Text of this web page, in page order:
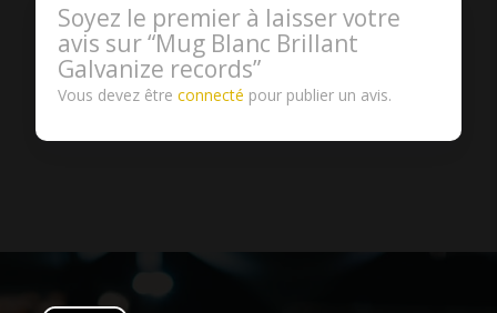
Soyez le premier à laisser votre
avis sur “Mug Blanc Brillant
Galvanize records”
Vous devez êtreconnecté pour publier un avis.